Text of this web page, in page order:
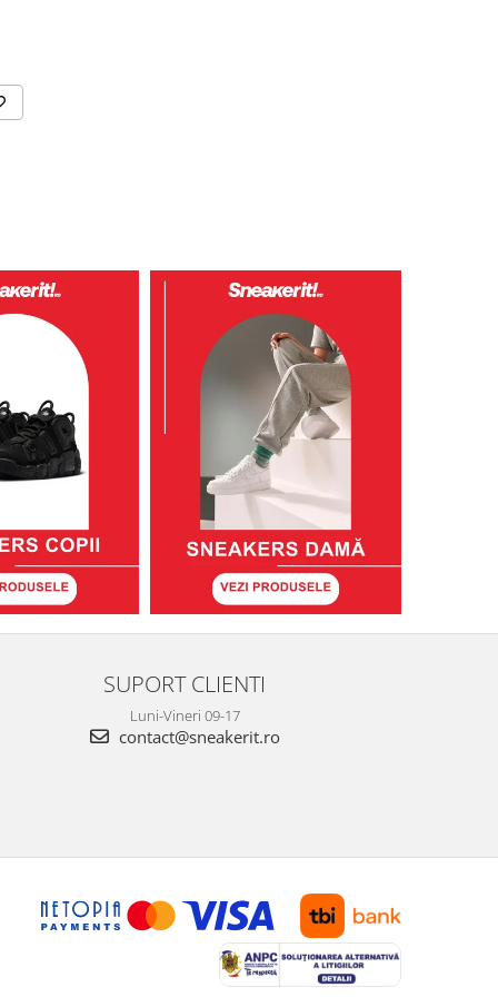
SUPORT CLIENTI
Luni-Vineri 09-17
contact@sneakerit.ro